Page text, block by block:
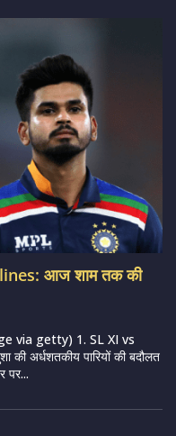
आज शाम तक की
via getty) 1. SL XI vs
की अर्धशतकीय पारियों की बदौलत
पर...